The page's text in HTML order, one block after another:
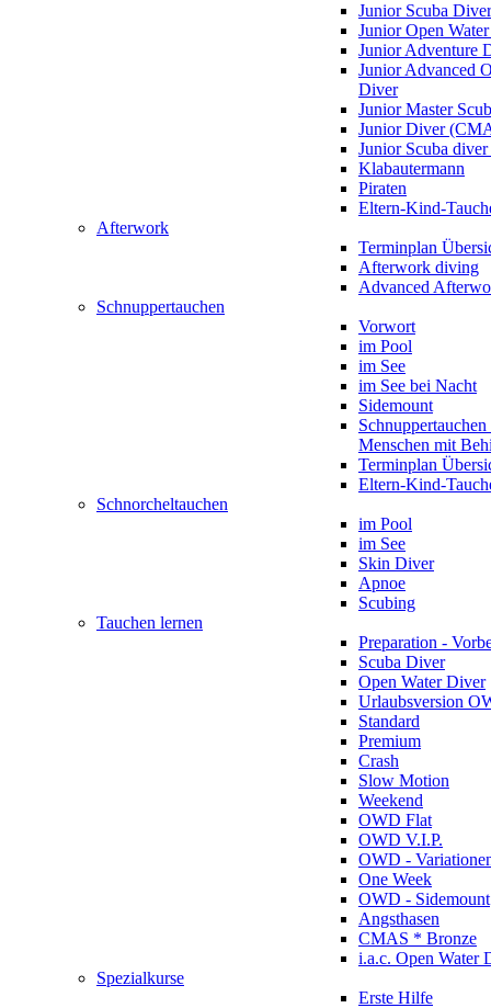
Junior Scuba Diver
Junior Open
Junior Adventure
Junior Advanced
Diver
Junior Master
Junior Diver
Junior Scuba
Klabautermann
Piraten
Eltern-Kind-
Afterwork
Terminplan
Afterwork diving
Advanced
Schnuppertauchen
Vorwort
im Pool
im See
im See bei Nacht
Sidemount
Menschen mit
Terminplan
Eltern-Kind-
Schnorcheltauchen
im Pool
im See
Skin Diver
Apnoe
Scubing
Tauchen lernen
Preparation -
Scuba Diver
Open Water Diver
Urlaubsversion
Standard
Premium
Crash
Slow Motion
Weekend
OWD Flat
OWD V.I.P.
OWD -
One Week
OWD - Sidemount
Angsthasen
CMAS * Bronze
i.a.c. Open Water
Spezialkurse
Erste Hilfe